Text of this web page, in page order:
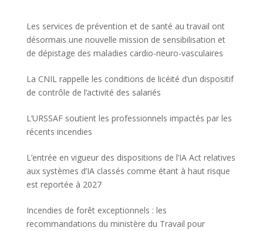
Les services de prévention et de santé au travail ont
désormais une nouvelle mission de sensibilisation et
de dépistage des maladies cardio-neuro-vasculaires
La CNIL rappelle les conditions de licéité d’un dispositif
de contrôle de l’activité des salariés
L’URSSAF soutient les professionnels impactés par les
récents incendies
L’entrée en vigueur des dispositions de l’IA Act relatives
aux systèmes d’IA classés comme étant à haut risque
est reportée à 2027
Incendies de forêt exceptionnels : les
recommandations du ministère du Travail pour